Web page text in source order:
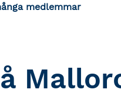
medlemmar